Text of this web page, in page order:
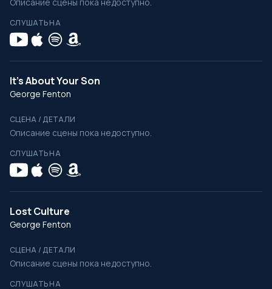
СЛУШАТЬ НА
It's About Your Son
George Fenton
СЦЕНА / ДЕТАЛИ
Описание сцены пока недоступно.
СЛУШАТЬ НА
Lost Culture
George Fenton
СЦЕНА / ДЕТАЛИ
Описание сцены пока недоступно.
СЛУШАТЬ НА